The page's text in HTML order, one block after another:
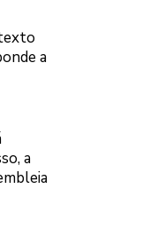
a
a